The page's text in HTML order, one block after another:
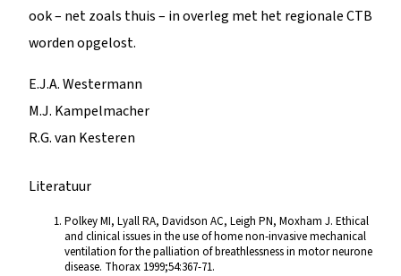
ook – net zoals thuis – in overleg met het regionale CTB
worden opgelost.
E.J.A. Westermann
M.J. Kampelmacher
R.G. van Kesteren
Literatuur
Polkey MI, Lyall RA, Davidson AC, Leigh PN, Moxham J. Ethical
and clinical issues in the use of home non-invasive mechanical
ventilation for the palliation of breathlessness in motor neurone
disease. Thorax 1999;54:367-71.